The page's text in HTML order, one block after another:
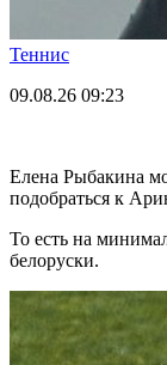
Теннис
09.08.26 09:23
Елена Рыбакина
подобраться к
То есть на
белоруски.